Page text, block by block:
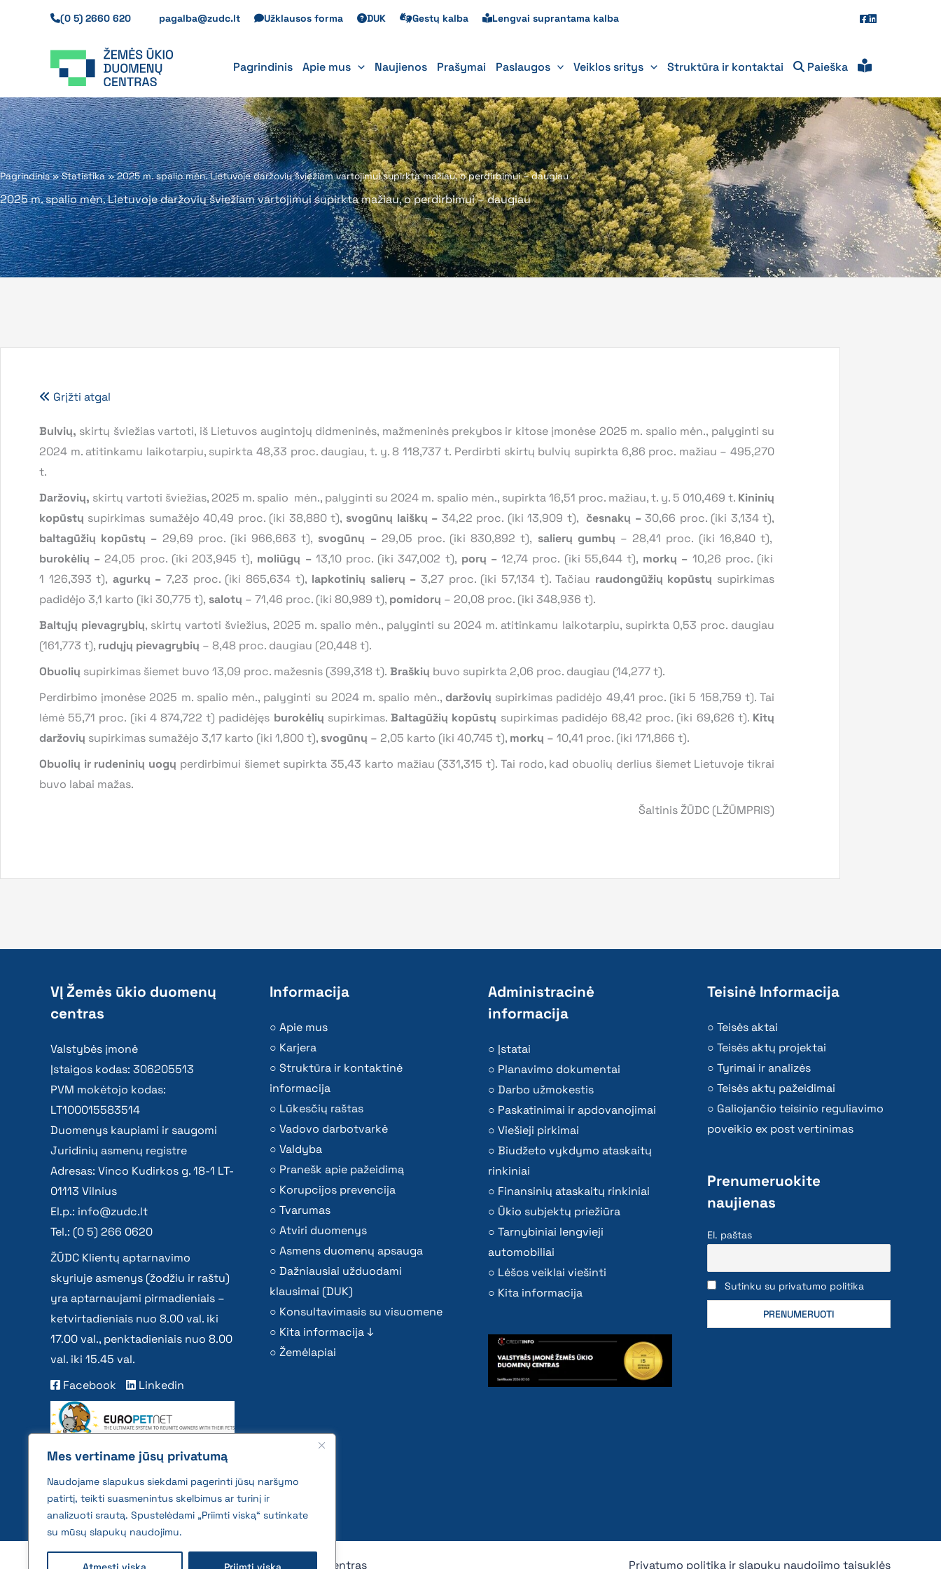
Mes vertiname jūsų privatumą
Naudojame slapukus siekdami pagerinti jūsų naršymo
patirtį, teikti suasmenintus skelbimus ar turinį ir
analizuoti srautą. Spustelėdami „Priimti viską“ sutinkate
su mūsų slapukų naudojimu.
(0 5) 2660 620 pagalba@zudc.lt Užklausos forma DUK Gestų kalba Lengvai suprantama kalba
Pagrindinis Apie mus Naujienos Prašymai Paslaugos Veiklos sritys Struktūra ir kontaktai Paieška
Pagrindinis»Statistika»2025 m. spalio mėn. Lietuvoje daržovių šviežiam vartojimui supirkta mažiau, o perdirbimui – daugiau
2025 m. spalio mėn. Lietuvoje daržovių šviežiam vartojimui supirkta mažiau, o perdirbimui – daugiau
Grįžti atgal
Bulvių, skirtų šviežias vartoti, iš Lietuvos augintojų didmeninės, mažmeninės prekybos ir kitose įmonėse 2025 m. spalio mėn., palyginti su
2024 m. atitinkamu laikotarpiu, supirkta 48,33 proc. daugiau, t. y. 8 118,737 t. Perdirbti skirtų bulvių supirkta 6,86 proc. mažiau – 495,270
t.
Daržovių, skirtų vartoti šviežias, 2025 m. spalio mėn., palyginti su 2024 m. spalio mėn., supirkta 16,51 proc. mažiau, t. y. 5 010,469 t. Kininių
kopūstų supirkimas sumažėjo 40,49 proc. (iki 38,880 t), svogūnų laiškų – 34,22 proc. (iki 13,909 t),česnakų –30,66 proc. (iki 3,134 t),
baltagūžių kopūstų – 29,69 proc. (iki 966,663 t), svogūnų – 29,05 proc. (iki 830,892 t), salierų gumbų – 28,41 proc. (iki 16,840 t),
burokėlių – 24,05 proc. (iki 203,945 t), moliūgų – 13,10 proc. (iki 347,002 t), porų –12,74 proc. (iki 55,644 t), morkų – 10,26 proc. (iki
1 126,393 t), agurkų – 7,23 proc. (iki 865,634 t), lapkotinių salierų –3,27 proc. (iki 57,134 t). Tačiau raudongūžių kopūstų supirkimas
padidėjo 3,1 karto (iki 30,775 t), salotų – 71,46 proc. (iki 80,989 t), pomidorų – 20,08 proc. (iki 348,936 t).
Baltųjų pievagrybių, skirtų vartoti šviežius, 2025 m. spalio mėn., palyginti su 2024 m. atitinkamu laikotarpiu, supirkta 0,53 proc. daugiau
(161,773 t), rudųjų pievagrybių – 8,48 proc. daugiau (20,448 t).
Obuolių supirkimas šiemet buvo 13,09 proc. mažesnis (399,318 t). Braškių buvo supirkta 2,06 proc. daugiau (14,277 t).
Perdirbimo įmonėse 2025 m. spalio mėn., palyginti su 2024 m. spalio mėn., daržovių supirkimas padidėjo 49,41 proc. (iki 5 158,759 t). Tai
lėmė 55,71 proc. (iki 4 874,722 t) padidėjęs burokėlių supirkimas.Baltagūžių kopūstų supirkimas padidėjo 68,42 proc. (iki 69,626 t). Kitų
daržovių supirkimas sumažėjo 3,17 karto (iki 1,800 t), svogūnų – 2,05 karto (iki 40,745 t), morkų – 10,41 proc. (iki 171,866 t).
Obuolių ir rudeninių uogų perdirbimui šiemet supirkta 35,43 karto mažiau (331,315 t). Tai rodo, kad obuolių derlius šiemet Lietuvoje tikrai
buvo labai mažas.
Šaltinis ŽŪDC (LŽŪMPRIS)
VĮ Žemės ūkio duomenų
centras
Valstybės įmonė
Įstaigos kodas: 306205513
PVM mokėtojo kodas:
LT100015583514
Duomenys kaupiami ir saugomi
Juridinių asmenų registre
Adresas: Vinco Kudirkos g. 18-1 LT-
01113 Vilnius
El.p.: info@zudc.lt
Tel.: (0 5) 266 0620
ŽŪDC Klientų aptarnavimo
skyriuje asmenys (žodžiu ir raštu)
yra aptarnaujami pirmadieniais –
ketvirtadieniais nuo 8.00 val. iki
17.00 val., penktadieniais nuo 8.00
val. iki 15.45 val.
Facebook
Linkedin
Informacija
Apie mus
Karjera
Struktūra ir kontaktinė
informacija
Lūkesčių raštas
Vadovo darbotvarkė
Valdyba
Pranešk apie pažeidimą
Korupcijos prevencija
Tvarumas
Atviri duomenys
Asmens duomenų apsauga
Dažniausiai užduodami
klausimai (DUK)
Konsultavimasis su visuomene
Kita informacija ↓
Žemėlapiai
Administracinė
informacija
Įstatai
Planavimo dokumentai
Darbo užmokestis
Paskatinimai ir apdovanojimai
Viešieji pirkimai
Biudžeto vykdymo ataskaitų
rinkiniai
Finansinių ataskaitų rinkiniai
Ūkio subjektų priežiūra
Tarnybiniai lengvieji
automobiliai
Lėšos veiklai viešinti
Kita informacija
Teisinė Informacija
Teisės aktai
Teisės aktų projektai
Tyrimai ir analizės
Teisės aktų pažeidimai
Galiojančio teisinio reguliavimo
poveikio ex post vertinimas
Prenumeruokite
naujienas
El. paštas
Sutinku su privatumo politika
2026 © All rights reserved | VĮ Žemės ūkio duomenų centras Privatumo politika ir slapukų naudojimo taisyklės